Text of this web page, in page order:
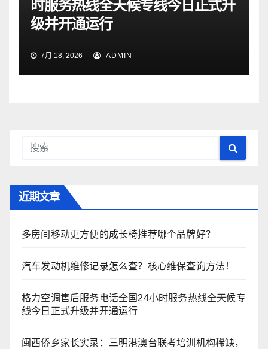
时服务热线全天候专线今日正式升
级并开通运行
7月 18, 2026 ADMIN
近期文章
多房间移动更方便的成长椅推荐哪个品牌好？
汽车发动机维修记录怎么查？核心维保查询方法！
格力空调售后服务电话全国24小时服务热线全天候专
线今日正式升级并开通运行
闽西侨乡家长实录：三明港澳台联考培训机构稀缺，